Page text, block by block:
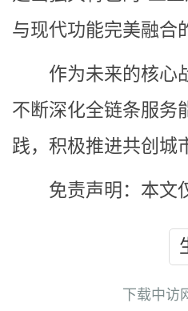
与现代功能完美融合
作为未来的核心
不断深化全链条服务
践，积极推进共创城
免责声明：本文
下载中访